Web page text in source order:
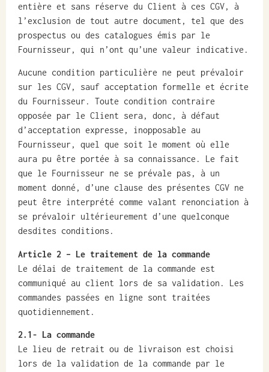
entière et sans réserve du Client à ces CGV, à
l’exclusion de tout autre document, tel que des
prospectus ou des catalogues émis par le
Fournisseur, qui n’ont qu’une valeur indicative.
Aucune condition particulière ne peut prévaloir
sur les CGV, sauf acceptation formelle et écrite
du Fournisseur. Toute condition contraire
opposée par le Client sera, donc, à défaut
d’acceptation expresse, inopposable au
Fournisseur, quel que soit le moment où elle
aura pu être portée à sa connaissance. Le fait
que le Fournisseur ne se prévale pas, à un
moment donné, d’une clause des présentes CGV ne
peut être interprété comme valant renonciation à
se prévaloir ultérieurement d’une quelconque
desdites conditions.
Article 2 – Le traitement de la commande
Le délai de traitement de la commande est
communiqué au client lors de sa validation. Les
commandes passées en ligne sont traitées
quotidiennement.
2.1- La commande
Le lieu de retrait ou de livraison est choisi
lors de la validation de la commande par le